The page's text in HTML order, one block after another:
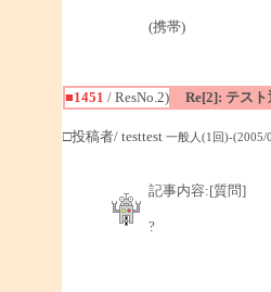
(携帯)
■1451 / ResNo.2) Re[2]: テスト
□投稿者/ testtest 一般人(1回)-(2005/
記事内容:[質問]
?